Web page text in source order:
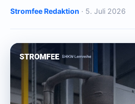
Stromfee Redaktion · 5. Juli 2026